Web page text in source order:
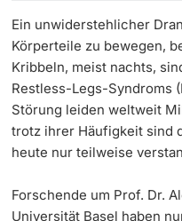
Ein unwiderstehlicher
Körperteile zu bewegen,
Kribbeln, meist nachts,
Restless-Legs-Syndroms
Störung leiden weltweit
trotz ihrer Häufigkeit sind
heute nur teilweise
Forschende um Prof. Dr.
Universität Basel haben